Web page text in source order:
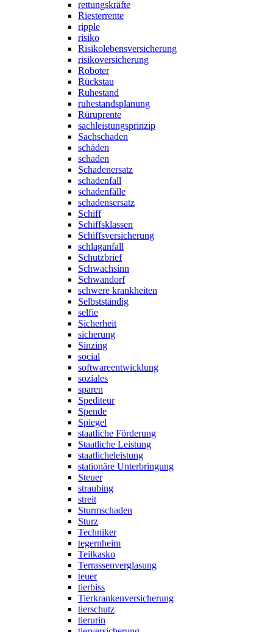
rettungskräfte
Riesterrente
ripple
risiko
Risikolebensversicherung
risikoversicherung
Roboter
Rückstau
Ruhestand
ruhestandsplanung
Rüruprente
sachleistungsprinzip
Sachschaden
schäden
schaden
Schadenersatz
schadenfall
schadenfälle
schadensersatz
Schiff
Schiffsklassen
Schiffsversicherung
schlaganfall
Schutzbrief
Schwachsinn
Schwandorf
schwere krankheiten
Selbstständig
selfie
Sicherheit
sicherung
Sinzing
social
softwareentwicklung
soziales
sparen
Spediteur
Spende
Spiegel
staatliche Förderung
Staatliche Leistung
staatlicheleistung
stationäre Unterbringung
Steuer
straubing
streit
Sturmschaden
Sturz
Techniker
tegernheim
Teilkasko
Terrassenverglasung
teuer
tierbiss
Tierkrankenversicherung
tierschutz
tierurin